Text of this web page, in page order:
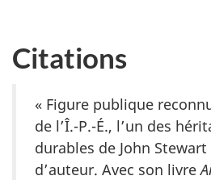
Citations
« Figure publique
de l’Î.-P.-É., l’un des
durables de John
d’auteur. Avec son livre